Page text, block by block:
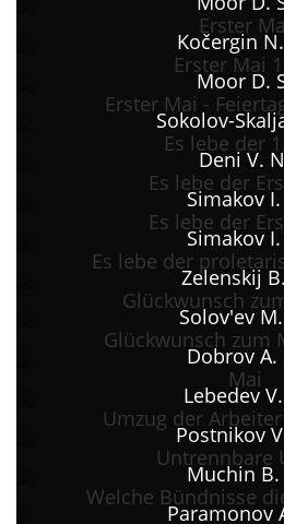
Erster
Kočergin
Erster Mai
Moor D.
Erster Mai -
Sokolov-
Es lebe der
Deni V.
Es lebe der
Simakov I.
Es lebe der
Simakov I.
Es lebe der
Zelenskij
Glückwunsch
Solov'ev
Glückwunsch zum
Dobrov A.
Mai
Lebedev
Umzug der
Postnikov
Untrennbare
Muchin B.
Welche Bündnisse
Paramonov